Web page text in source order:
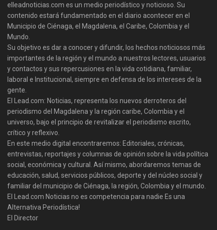
elleadnoticias.com es un medio periodístico y noticioso. Su
contenido estará fundamentado en el diario acontecer en el
Municipio de Ciénaga, el Magdalena, el Caribe, Colombia y el
Mundo.
Su objetivo es dar a conocer y difundir, los hechos noticiosos más
importantes de la región y el mundo a nuestros lectores, usuarios
y contactos y sus repercusiones en la vida cotidiana, familiar,
laboral e Institucional, siempre en defensa de los intereses de la
gente.
El Lead.com: Noticias, representa los nuevos derroteros del
periodismo del Magdalena y la región caribe, Colombia y el
universo, bajo el principio de revitalizar el periodismo escrito,
crítico y reflexivo.
En este medio digital encontraremos: Editoriales, crónicas,
entrevistas, reportajes y columnas de opinión sobre la vida política
social, económica y cultural. Así mismo, abordaremos temas de
educación, salud, servicios públicos, deporte y del núcleo social y
familiar del municipio de Ciénaga, la región, Colombia y el mundo.
El Lead.com Noticias no es competencia para nadie Es una
Alternativa Periodística!
El Director